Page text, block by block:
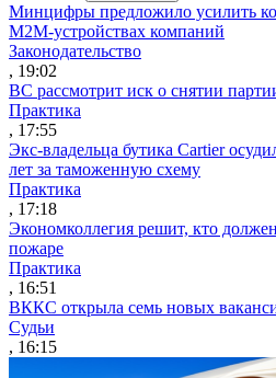
Минцифры предложило усилить
M2M-устройствах компаний
Законодательство
, 19:02
ВС рассмотрит иск о снятии
Практика
, 17:55
Экс-владельца бутика Cartier
лет за таможенную схему
Практика
, 17:18
Экономколлегия решит, кто
пожаре
Практика
, 16:51
ВККС открыла семь новых
Судьи
, 16:15